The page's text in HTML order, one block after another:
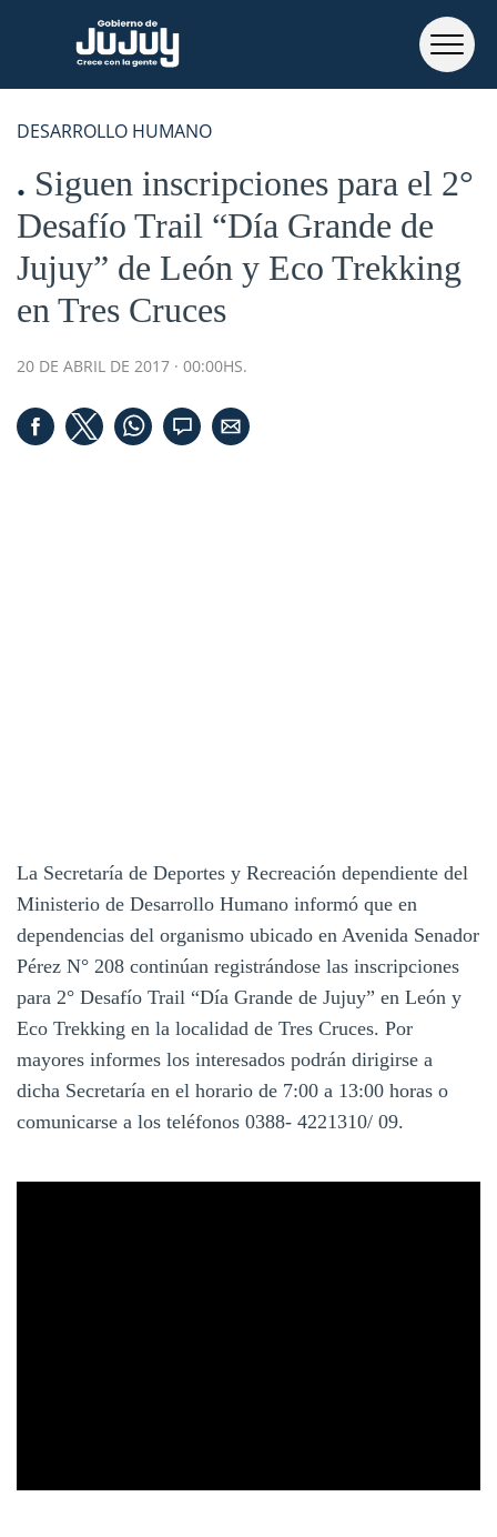
DESARROLLO HUMANO
Siguen inscripciones para el 2°
Desafío Trail “Día Grande de
Jujuy” de León y Eco Trekking
en Tres Cruces
20 DE ABRIL DE 2017 · 00:00HS.
La Secretaría de Deportes y Recreación dependiente del
Ministerio de Desarrollo Humano informó que en
dependencias del organismo ubicado en Avenida Senador
Pérez N° 208 continúan registrándose las inscripciones
para 2° Desafío Trail “Día Grande de Jujuy” en León y
Eco Trekking en la localidad de Tres Cruces. Por
mayores informes los interesados podrán dirigirse a
dicha Secretaría en el horario de 7:00 a 13:00 horas o
comunicarse a los teléfonos 0388- 4221310/ 09.